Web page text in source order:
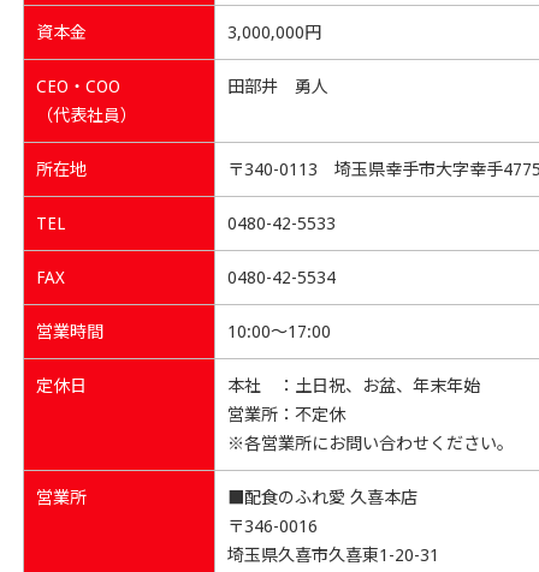
資本金 3,000,000円
CEO・COO
（代表社員）
田部井 勇人
所在地 〒340-0113 埼玉県幸手市大字幸手
TEL 0480-42-5533
FAX 0480-42-5534
営業時間 10:00～17:00
定休日
本社 ：土日祝、お盆、年末年始
営業所：不定休
※各営業所にお問い合わせください。
営業所
■配食のふれ愛 久喜本店
〒346-0016
埼玉県久喜市久喜東1-20-31